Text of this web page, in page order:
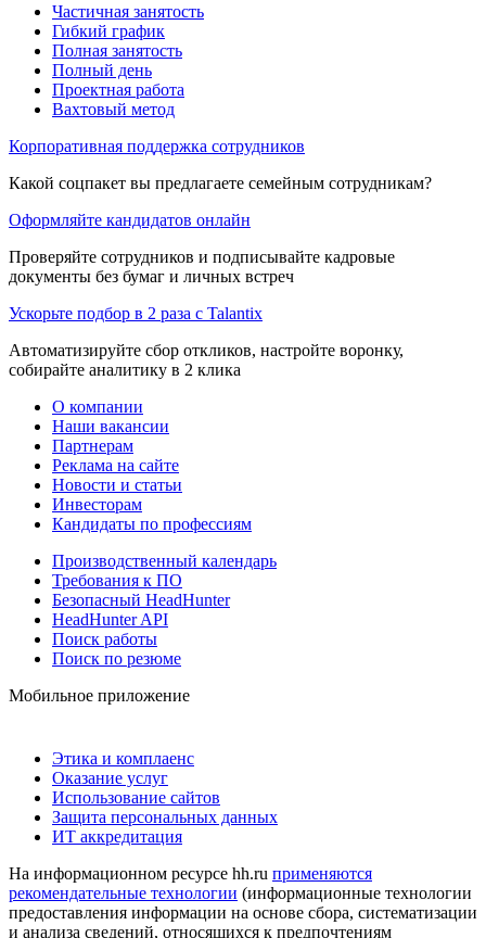
Частичная занятость
Гибкий график
Полная занятость
Полный день
Проектная работа
Вахтовый метод
Корпоративная поддержка сотрудников
Какой соцпакет вы предлагаете семейным сотрудникам?
Оформляйте кандидатов онлайн
Проверяйте сотрудников и подписывайте кадровые
документы без бумаг и личных встреч
Ускорьте подбор в 2 раза с Talantix
Автоматизируйте сбор откликов, настройте воронку,
собирайте аналитику в 2 клика
О компании
Наши вакансии
Партнерам
Реклама на сайте
Новости и статьи
Инвесторам
Кандидаты по профессиям
Производственный календарь
Требования к ПО
Безопасный HeadHunter
HeadHunter API
Поиск работы
Поиск по резюме
Мобильное приложение
Этика и комплаенс
Оказание услуг
Использование сайтов
Защита персональных данных
ИТ аккредитация
На информационном ресурсе hh.ru применяются
рекомендательные технологии (информационные технологии
предоставления информации на основе сбора, систематизации
и анализа сведений, относящихся к предпочтениям